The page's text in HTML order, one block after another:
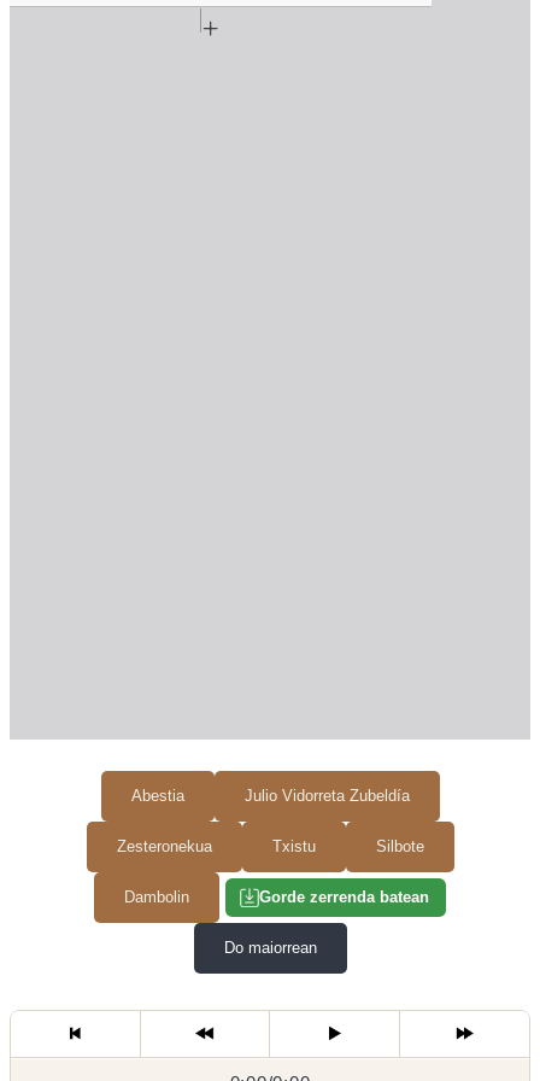
Abestia Julio Vidorreta Zubeldía
Zesteronekua Txistu Silbote
Dambolin Gorde zerrenda batean
Do maiorrean